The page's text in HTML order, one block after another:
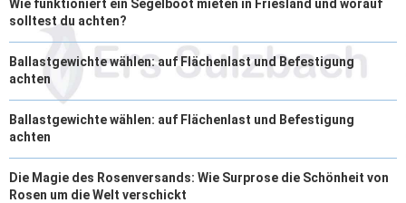
Wie funktioniert ein Segelboot mieten in Friesland und worauf
solltest du achten?
Ballastgewichte wählen: auf Flächenlast und Befestigung
achten
Ballastgewichte wählen: auf Flächenlast und Befestigung
achten
Die Magie des Rosenversands: Wie Surprose die Schönheit von
Rosen um die Welt verschickt